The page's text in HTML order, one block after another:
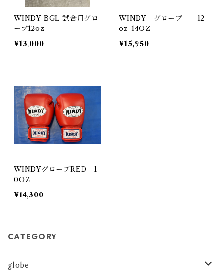
WINDY BGL 試合用グロ
ーブ12oz
¥13,000
WINDY グローブ 12
oz-14OZ
¥15,950
WINDYグローブRED 1
0OZ
¥14,300
CATEGORY
globe